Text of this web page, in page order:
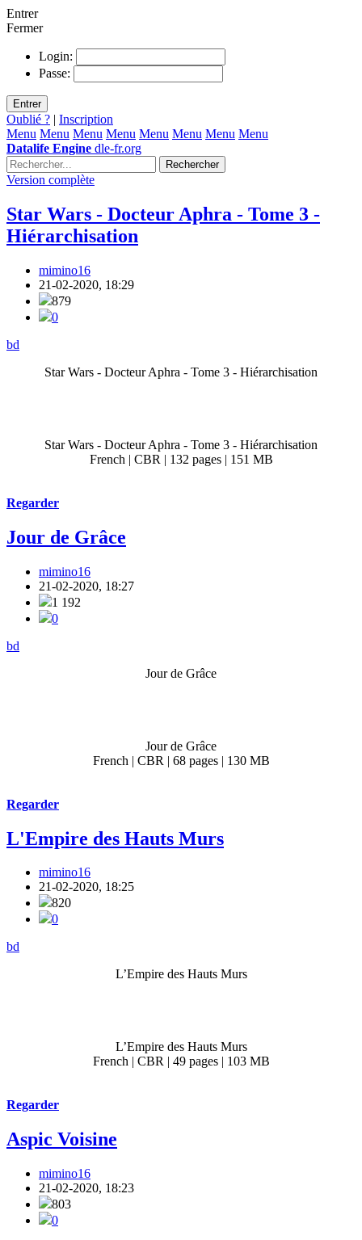
Entrer
Fermer
Login:
Passe:
Entrer
Oublié ? | Inscription
Menu Menu Menu Menu Menu Menu Menu Menu
Datalife Engine dle-fr.org
Rechercher
Version complète
Star Wars - Docteur Aphra - Tome 3 -
Hiérarchisation
mimino16
21-02-2020, 18:29
879
0
bd
Star Wars - Docteur Aphra - Tome 3 - Hiérarchisation
Star Wars - Docteur Aphra - Tome 3 - Hiérarchisation
French | CBR | 132 pages | 151 MB
Regarder
Jour de Grâce
mimino16
21-02-2020, 18:27
1 192
0
bd
Jour de Grâce
Jour de Grâce
French | CBR | 68 pages | 130 MB
Regarder
L'Empire des Hauts Murs
mimino16
21-02-2020, 18:25
820
0
bd
L’Empire des Hauts Murs
L’Empire des Hauts Murs
French | CBR | 49 pages | 103 MB
Regarder
Aspic Voisine
mimino16
21-02-2020, 18:23
803
0